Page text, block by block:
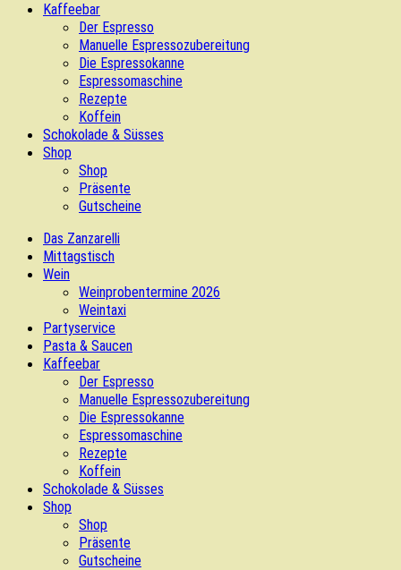
Kaffeebar
Der Espresso
Manuelle Espressozubereitung
Die Espressokanne
Espressomaschine
Rezepte
Koffein
Schokolade & Süsses
Shop
Shop
Präsente
Gutscheine
Das Zanzarelli
Mittagstisch
Wein
Weinprobentermine 2026
Weintaxi
Partyservice
Pasta & Saucen
Kaffeebar
Der Espresso
Manuelle Espressozubereitung
Die Espressokanne
Espressomaschine
Rezepte
Koffein
Schokolade & Süsses
Shop
Shop
Präsente
Gutscheine